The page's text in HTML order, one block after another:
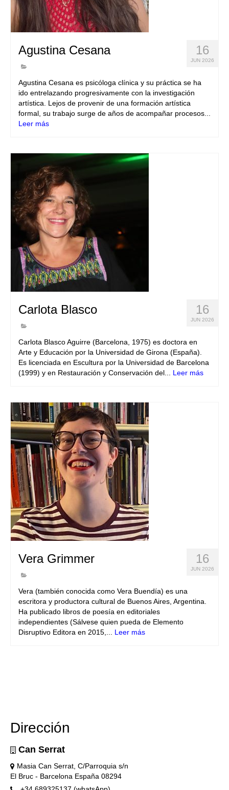
16
JUN 2026
Agustina Cesana
Agustina Cesana es psicóloga clínica y su práctica se ha
ido entrelazando progresivamente con la investigación
artística. Lejos de provenir de una formación artística
formal, su trabajo surge de años de acompañar procesos...
Leer más
16
JUN 2026
Carlota Blasco
Carlota Blasco Aguirre (Barcelona, ​​1975) es doctora en
Arte y Educación por la Universidad de Girona (España).
Es licenciada en Escultura por la Universidad de Barcelona
(1999) y en Restauración y Conservación del... Leer más
16
JUN 2026
Vera Grimmer
Vera (también conocida como Vera Buendía) es una
escritora y productora cultural de Buenos Aires, Argentina.
Ha publicado libros de poesía en editoriales
independientes (Sálvese quien pueda de Elemento
Disruptivo Editora en 2015,... Leer más
Dirección
Can Serrat
Masia Can Serrat, C/Parroquia s/n
El Bruc - Barcelona España 08294